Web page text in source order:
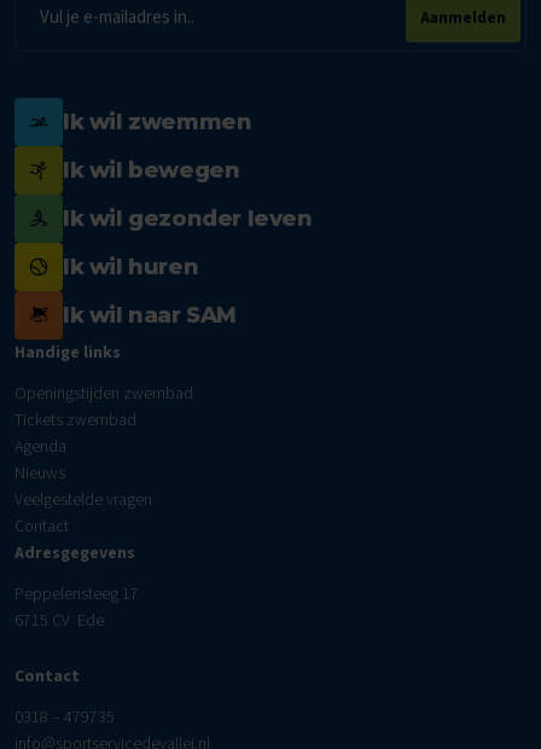
mailadres
Aanmelden
Ik wil zwemmen
Ik wil bewegen
Ik wil gezonder leven
Ik wil huren
Ik wil naar SAM
Handige links
Openingstijden zwembad
Tickets zwembad
Agenda
Nieuws
Veelgestelde vragen
Contact
Adresgegevens
Peppelensteeg 17
6715 CV Ede
Contact
0318 – 479735
info@sportservicedevallei.nl